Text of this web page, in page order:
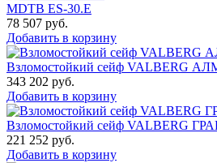
MDTB ES-30.Е
78 507 руб.
Добавить в корзину
Взломостойкий сейф VALBERG
343 202 руб.
Добавить в корзину
Взломостойкий сейф VALBERG
221 252 руб.
Добавить в корзину